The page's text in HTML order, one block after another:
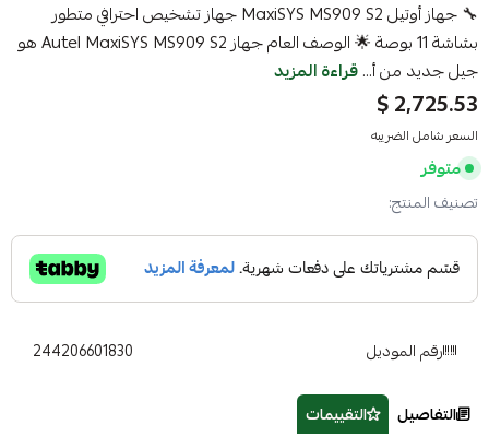
🔧 جهاز أوتيل MaxiSYS MS909 S2 جهاز تشخيص احترافي متطور
بشاشة 11 بوصة 🌟 الوصف العام جهاز Autel MaxiSYS MS909 S2 هو
جيل جديد من أ...قراءة المزيد
2,725.53 $
السعر شامل الضريبه
متوفر
تصنيف المنتج:
رقم الموديل 244206601830
التفاصيل التقييمات